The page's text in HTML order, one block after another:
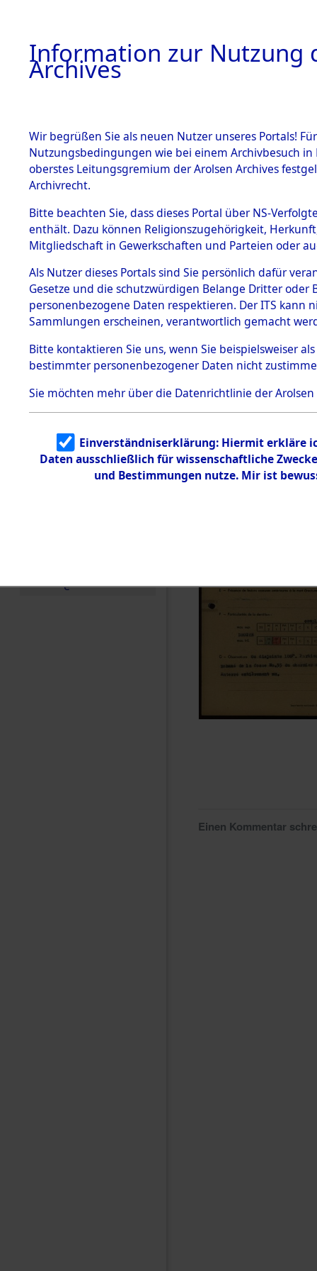
BESTÄNDE
1.
mente
5. Verschiedenes
5.3
Todesmärsche
5.3.1 Alliierte
Erhebungen
zu
Todesmärsch
en
5.3.2
Identifizierun
g
5.3.3
Todesmärsch
e
Einen Kommentar
Information zur Nutzung
Archives
Wir begrüßen Sie als neuen Nutzer unseres Portals!
Nutzungsbedingungen wie bei einem Archivbesuch
oberstes Leitungsgremium der Arolsen Archives
Archivrecht.
Bitte beachten Sie, dass dieses Portal über NS-
enthält. Dazu können Religionszugehörigkeit,
Mitgliedschaft in Gewerkschaften und Parteien oder
Als Nutzer dieses Portals sind Sie persönlich dafür
Gesetze und die schutzwürdigen Belange Dritter
personenbezogene Daten respektieren. Der ITS
Sammlungen erscheinen, verantwortlich gemacht
Bitte kontaktieren Sie uns, wenn Sie beispielsweiser
bestimmter personenbezogener Daten nicht
Sie möchten mehr über die Datenrichtlinie der Arolsen
Einverständniserklärung: Hiermit erkläre
Daten ausschließlich für wissenschaftliche
und Bestimmungen nutze. Mir ist